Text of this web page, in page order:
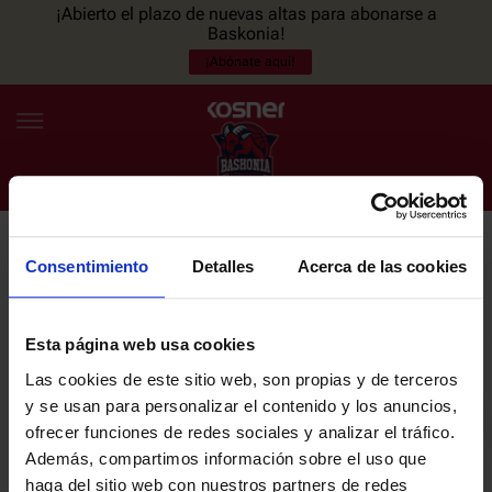
Consentimiento Detalles Acerca de las cookies
Esta página web usa cookies
Las cookies de este sitio web, son propias y de terceros
y se usan para personalizar el contenido y los anuncios,
ofrecer funciones de redes sociales y analizar el tráfico.
Además, compartimos información sobre el uso que
haga del sitio web con nuestros partners de redes
¡Abierto el plazo de nuevas altas para abonarse a
Baskonia!
¡Abónate aquí!
ES EU
NOTICIAS
PLANTILLA
ENTRADAS
NEWSLETTER
últimas noticias y promociones del club.
Email
He leído y acepto laPolítica de privacidaddel SASKI BASKONIA